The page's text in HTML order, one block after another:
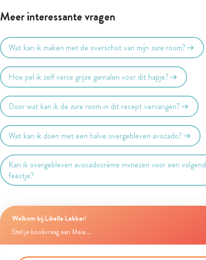
Meer interessante vragen
Wat kan ik maken met de overschot van mijn zure room?
Hoe pel ik zelf verse grijze garnalen voor dit hapje?
Door wat kan ik de zure room in dit recept vervangen?
Wat kan ik doen met een halve overgebleven avocado?
Kan ik overgebleven avocadocrème invriezen voor een volgend
feestje?
Welkom bij Libelle Lekker!
Stel je kookvraag aan Maia...